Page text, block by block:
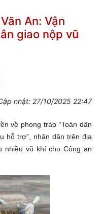
An: Vận
giao nộp vũ
nhật: 27/10/2025 22:47
về phong trào “Toàn dân
hỗ trợ”, nhân dân trên địa
nhiều vũ khí cho Công an